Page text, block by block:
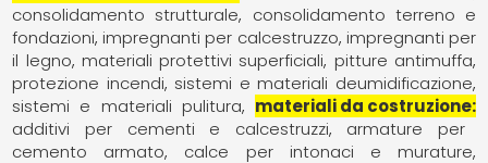
consolidamento strutturale
consolidamento terreno e
fondazioni impregnanti per calcestruzzo impregnanti per
il legno materiali protettivi superficiali pitture antimuffa
protezione incendi sistemi e materiali deumidificazione
sistemi e materiali pulitura
materiali da costruzione
additivi per cementi e calcestruzzi
armature per
cemento armato
calce per intonaci e murature